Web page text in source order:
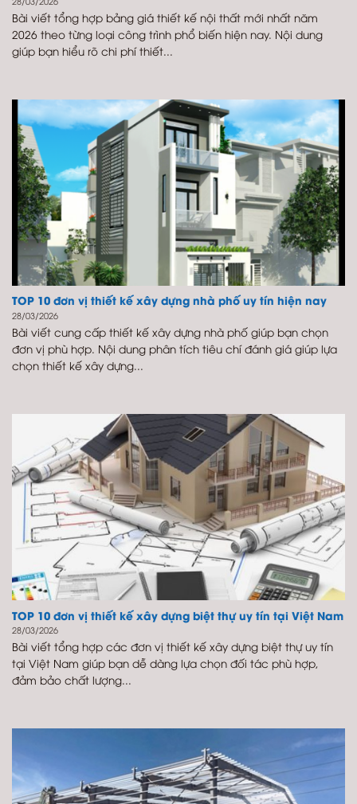
Bài viết tổng hợp bảng giá thiết kế nội thất mới nhất năm
2026 theo từng loại công trình phổ biến hiện nay. Nội dung
giúp bạn hiểu rõ chi phí thiết...
TOP 10 đơn vị thiết kế xây dựng nhà phố uy tín hiện nay
28/03/2026
Bài viết cung cấp thiết kế xây dựng nhà phố giúp bạn chọn
đơn vị phù hợp. Nội dung phân tích tiêu chí đánh giá giúp lựa
chọn thiết kế xây dựng...
TOP 10 đơn vị thiết kế xây dựng biệt thự uy tín tại Việt Nam
28/03/2026
Bài viết tổng hợp các đơn vị thiết kế xây dựng biệt thự uy tín
tại Việt Nam giúp bạn dễ dàng lựa chọn đối tác phù hợp,
đảm bảo chất lượng...